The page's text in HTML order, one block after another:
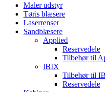
Maler udstyr
Tøris blæsere
Laserrenser
Sandblæsere
Applied
Reservedele
Tilbehør til
IBIX
Tilbehør til
Reservedele